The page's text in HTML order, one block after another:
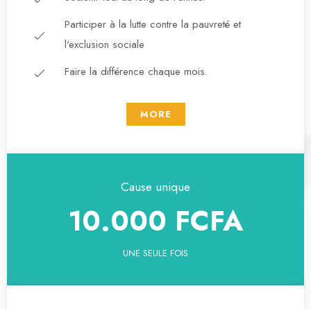
Participer à la lutte contre la pauvreté et
l'exclusion sociale
Faire la différence chaque mois.
MORE
Cause unique
10.000 FCFA
UNE SEULE FOIS